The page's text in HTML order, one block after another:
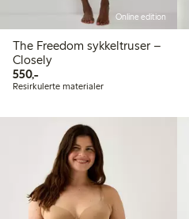
Online edition
The Freedom sykkeltruser –
Closely
550,-550,00 kr
Resirkulerte materialer